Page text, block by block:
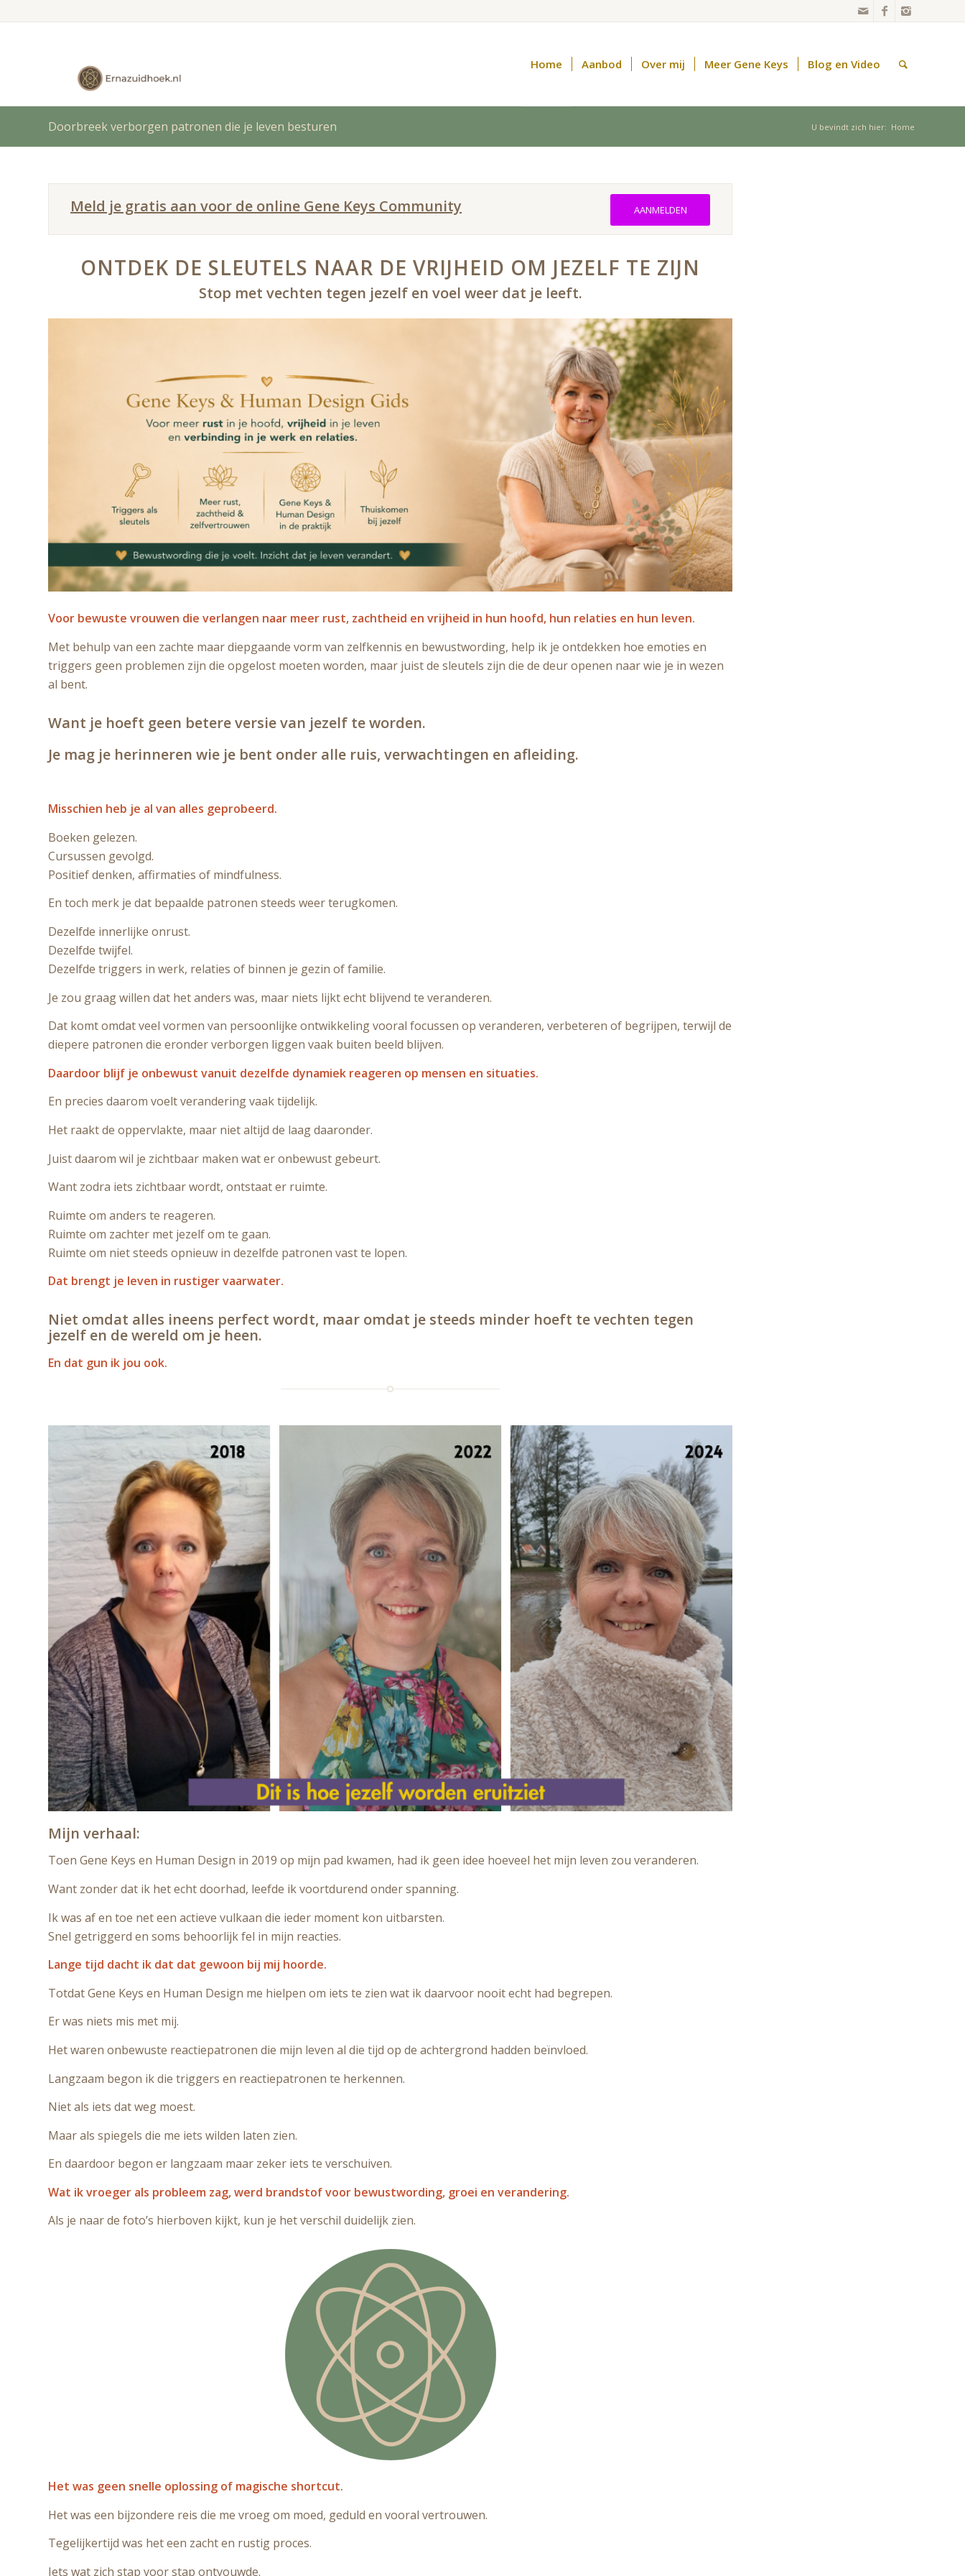
Home Aanbod Over mij Meer Gene Keys Blog en Video
Doorbreek verborgen patronen die je leven besturen U bevindt zich hier: Home
Meld je gratis aan voor de online Gene Keys Community AANMELDEN
ONTDEK DE SLEUTELS NAAR DE VRIJHEID OM JEZELF TE ZIJN
Stop met vechten tegen jezelf en voel weer dat je leeft.
Voor bewuste vrouwen die verlangen naar meer rust, zachtheid en vrijheid in hun hoofd, hun relaties en hun leven.
Met behulp van een zachte maar diepgaande vorm van zelfkennis en bewustwording, help ik je ontdekken hoe emoties en
triggers geen problemen zijn die opgelost moeten worden, maar juist de sleutels zijn die de deur openen naar wie je in wezen
al bent.
Want je hoeft geen betere versie van jezelf te worden.
Je mag je herinneren wie je bent onder alle ruis, verwachtingen en afleiding.
Misschien heb je al van alles geprobeerd.
Boeken gelezen.
Cursussen gevolgd.
Positief denken, affirmaties of mindfulness.
En toch merk je dat bepaalde patronen steeds weer terugkomen.
Dezelfde innerlijke onrust.
Dezelfde twijfel.
Dezelfde triggers in werk, relaties of binnen je gezin of familie.
Je zou graag willen dat het anders was, maar niets lijkt echt blijvend te veranderen.
Dat komt omdat veel vormen van persoonlijke ontwikkeling vooral focussen op veranderen, verbeteren of begrijpen, terwijl de
diepere patronen die eronder verborgen liggen vaak buiten beeld blijven.
Daardoor blijf je onbewust vanuit dezelfde dynamiek reageren op mensen en situaties.
En precies daarom voelt verandering vaak tijdelijk.
Het raakt de oppervlakte, maar niet altijd de laag daaronder.
Juist daarom wil je zichtbaar maken wat er onbewust gebeurt.
Want zodra iets zichtbaar wordt, ontstaat er ruimte.
Ruimte om anders te reageren.
Ruimte om zachter met jezelf om te gaan.
Ruimte om niet steeds opnieuw in dezelfde patronen vast te lopen.
Dat brengt je leven in rustiger vaarwater.
Niet omdat alles ineens perfect wordt, maar omdat je steeds minder hoeft te vechten tegen
jezelf en de wereld om je heen.
En dat gun ik jou ook.
Mijn verhaal:
Toen Gene Keys en Human Design in 2019 op mijn pad kwamen, had ik geen idee hoeveel het mijn leven zou veranderen.
Want zonder dat ik het echt doorhad, leefde ik voortdurend onder spanning.
Ik was af en toe net een actieve vulkaan die ieder moment kon uitbarsten.
Snel getriggerd en soms behoorlijk fel in mijn reacties.
Lange tijd dacht ik dat dat gewoon bij mij hoorde.
Totdat Gene Keys en Human Design me hielpen om iets te zien wat ik daarvoor nooit echt had begrepen.
Er was niets mis met mij.
Het waren onbewuste reactiepatronen die mijn leven al die tijd op de achtergrond hadden beïnvloed.
Langzaam begon ik die triggers en reactiepatronen te herkennen.
Niet als iets dat weg moest.
Maar als spiegels die me iets wilden laten zien.
En daardoor begon er langzaam maar zeker iets te verschuiven.
Wat ik vroeger als probleem zag, werd brandstof voor bewustwording, groei en verandering.
Als je naar de foto’s hierboven kijkt, kun je het verschil duidelijk zien.
Het was geen snelle oplossing of magische shortcut.
Het was een bijzondere reis die me vroeg om moed, geduld en vooral vertrouwen.
Tegelijkertijd was het een zacht en rustig proces.
Iets wat zich stap voor stap ontvouwde.